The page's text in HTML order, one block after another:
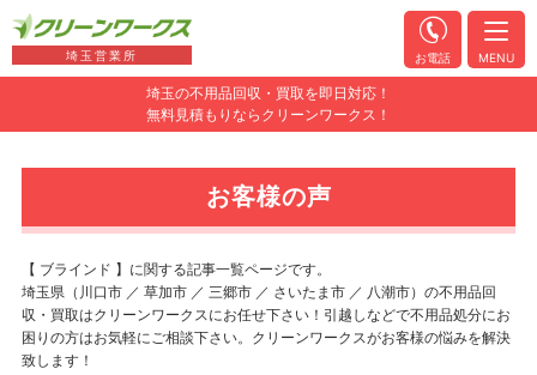
埼玉の不用品回収・買取を即日対応！
無料見積もりならクリーンワークス！
埼玉営業所 お電話 MENU
お客様の声
【 ブラインド 】に関する記事一覧ページです。
埼玉県（川口市 ／ 草加市 ／ 三郷市 ／ さいたま市 ／ 八潮市）の不用品回
収・買取はクリーンワークスにお任せ下さい！引越しなどで不用品処分にお
困りの方はお気軽にご相談下さい。クリーンワークスがお客様の悩みを解決
致します！